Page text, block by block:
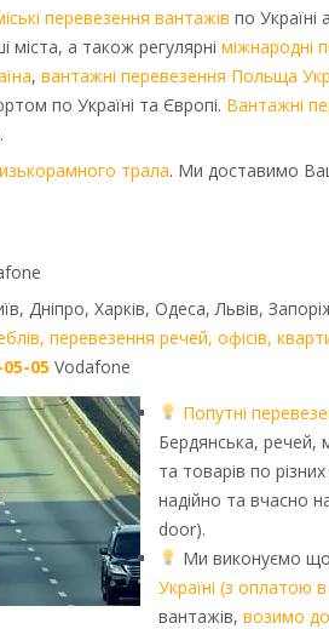
перевезення вантажів по
міста, а також регулярні міжнародні
, вантажні перевезення Польща
по Україні та Європі. Вантажні
трала. Ми доставимо
Дніпро, Харків, Одеса, Львів,
перевезення речей, офісів,
05 Vodafone
Попутні
Бердянська, речей,
та товарів по
надійно та вчасно
door).
Ми виконуємо
Україні (з оплатою
вантажів, возимо